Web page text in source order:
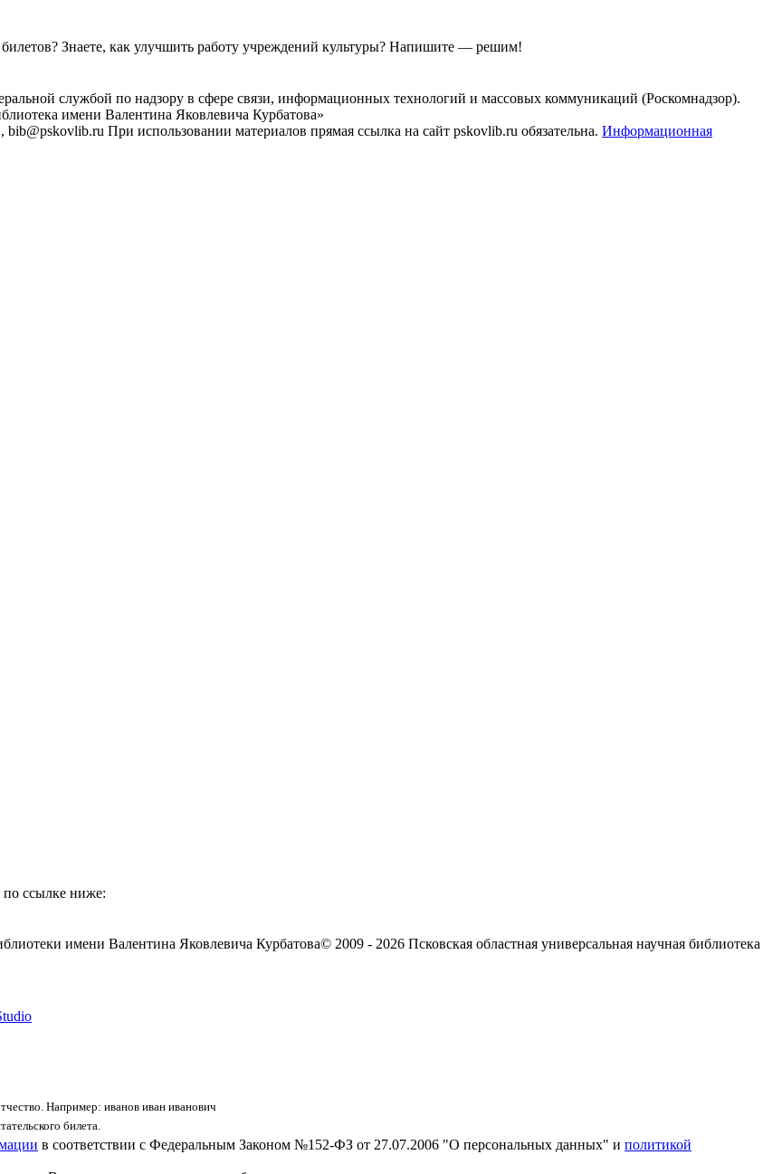
Знаете, как улучшить работу учреждений культуры? Напишите — решим!
службой по надзору в сфере связи, информационных технологий и массовых коммуникаций (Роскомнадзор).
имени Валентина Яковлевича Курбатова»
bib@pskovlib.ru При использовании материалов прямая ссылка на сайт pskovlib.ru обязательна. Информационная
по ссылке ниже:
имени Валентина Яковлевича Курбатова© 2009 - 2026 Псковская областная универсальная научная библиотека
Например: иванов иван иванович
билета.
в соответствии с Федеральным Законом №152-ФЗ от 27.07.2006 "О персональных данных" и политикой